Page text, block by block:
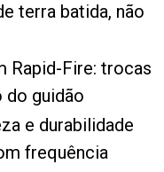
terra batida, não
Rapid-Fire: trocas
do guidão
e durabilidade
frequência